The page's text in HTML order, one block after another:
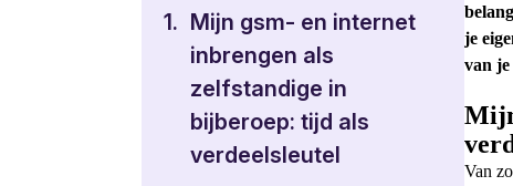
1. Mijn gsm- en internet
inbrengen als
zelfstandige in
bijberoep: tijd als
verdeelsleutel
je
van
Van